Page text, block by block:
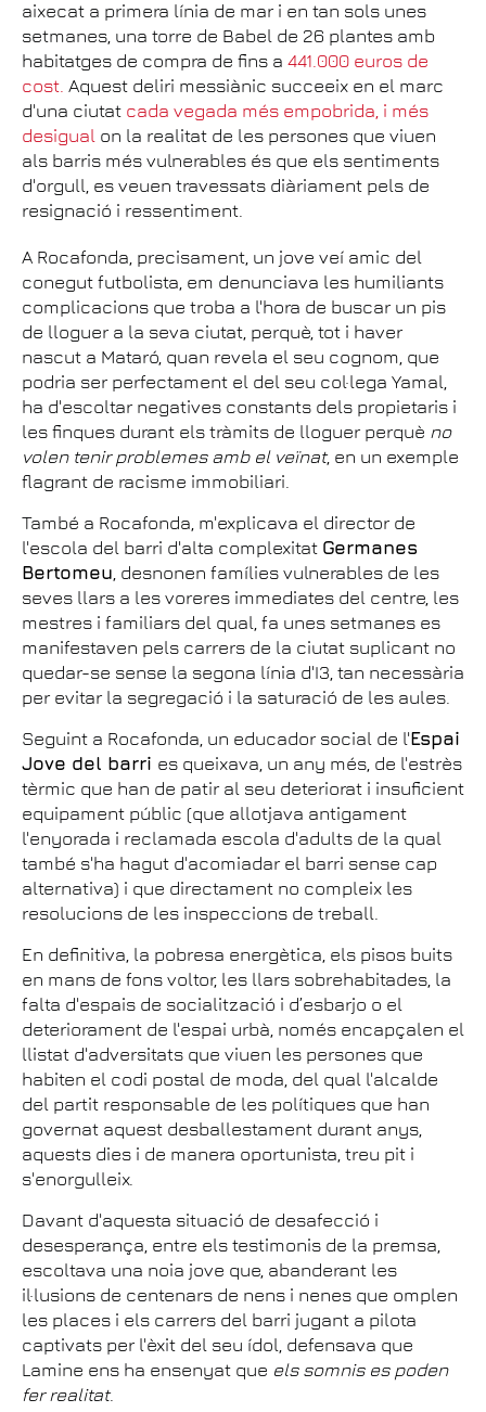
aixecat a primera línia de mar i en tan sols unes
setmanes, una torre de Babel de 26 plantes amb
habitatges de compra de fins a 441.000 euros de
cost. Aquest deliri messiànic succeeix en el marc
d'una ciutat cada vegada més empobrida, i més
desigual on la realitat de les persones que viuen
als barris més vulnerables és que els sentiments
d'orgull, es veuen travessats diàriament pels de
resignació i ressentiment.
A Rocafonda, precisament, un jove veí amic del
conegut futbolista, em denunciava les humiliants
complicacions que troba a l'hora de buscar un pis
de lloguer a la seva ciutat, perquè, tot i haver
nascut a Mataró, quan revela el seu cognom, que
podria ser perfectament el del seu col·lega Yamal,
ha d'escoltar negatives constants dels propietaris i
les finques durant els tràmits de lloguer perquè no
volen tenir problemes amb el veïnat, en un exemple
flagrant de racisme immobiliari.
També a Rocafonda, m'explicava el director de
l'escola del barri d'alta complexitat Germanes
Bertomeu, desnonen famílies vulnerables de les
seves llars a les voreres immediates del centre, les
mestres i familiars del qual, fa unes setmanes es
manifestaven pels carrers de la ciutat suplicant no
quedar-se sense la segona línia d'I3, tan necessària
per evitar la segregació i la saturació de les aules.
Seguint a Rocafonda, un educador social de l'Espai
Jove del barri es queixava, un any més, de l'estrès
tèrmic que han de patir al seu deteriorat i insuficient
equipament públic (que allotjava antigament
l'enyorada i reclamada escola d'adults de la qual
també s'ha hagut d'acomiadar el barri sense cap
alternativa) i que directament no compleix les
resolucions de les inspeccions de treball.
En definitiva, la pobresa energètica, els pisos buits
en mans de fons voltor, les llars sobrehabitades, la
falta d'espais de socialització i d’esbarjo o el
deteriorament de l'espai urbà, només encapçalen el
llistat d'adversitats que viuen les persones que
habiten el codi postal de moda, del qual l'alcalde
del partit responsable de les polítiques que han
governat aquest desballestament durant anys,
aquests dies i de manera oportunista, treu pit i
s'enorgulleix.
Davant d'aquesta situació de desafecció i
desesperança, entre els testimonis de la premsa,
escoltava una noia jove que, abanderant les
il·lusions de centenars de nens i nenes que omplen
les places i els carrers del barri jugant a pilota
captivats per l'èxit del seu ídol, defensava que
Lamine ens ha ensenyat que els somnis es poden
fer realitat.